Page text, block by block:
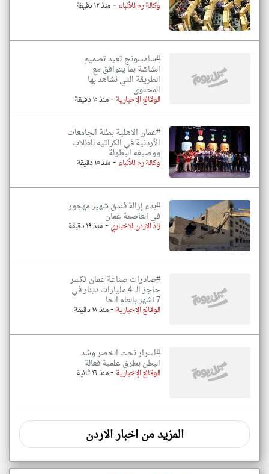
وكالة رم للأنباء -منذ ١٢ دقيقة
#سامسونج تعيد تصميم
الشاشة بما يتوافق مع
الطريقة التي نشاهد بها
المحتوى
الوقائع الإخبارية -منذ ١٥ دقيقة
#عمان الاهلية بطلة الجامعات
الأردنية في الكراتيه للطلاب
ووصيفه البطولة
وكالة رم للأنباء-منذ ١٥ دقيقة
#بدء إزالة فندق شهير مهجور
في العاصمة عمان
زاد الاردن الاخباري-منذ ١٩ دقيقة
#صادرات صناعة عمان تكسر
حاجز الــ 4 مليارات دينار في
7 أشهر بالعام الحا
الوقائع الإخبارية -منذ ١٨ دقيقة
#اسرار نحت الخصر وشد
البطن بطرق علمية فعالة
الوقائع الإخبارية -منذ ١٦ ثانية
المزيد من اخبار الاردن